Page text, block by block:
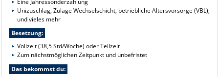
Unizuschlag, Zulage Wechselschicht, betriebliche Altersvorsorge (VBL),
und vieles mehr
Besetzung:
Vollzeit (38,5 Std/Woche) oder Teilzeit
Zum nächstmöglichen Zeitpunkt und unbefristet
Das bekommst du: